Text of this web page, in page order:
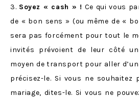
3. Soyez « cash » ! Ce qui vous
de « bon sens » (ou même de «
sera pas forcément pour tout le
invités prévoient de leur côté
moyen de transport pour aller
précisez-le. Si vous ne souhaitez
mariage, dites-le. Si vous ne